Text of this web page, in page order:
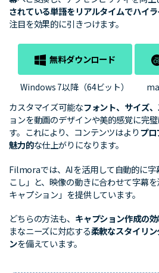
されている単語をリアルタイムでハイ
注目を効果的に引きつけます。
無料ダウンロード
Windows 7以降（64ビット）
カスタマイズ可能なフォント、サイズ
ョンを動画のデザインや美的感覚に完
す。これにより、コンテンツはよりプ
魅力的な仕上がりになります。
Filmoraでは、AIを活用して自動的に字
こし」と、映像の動きに合わせて字幕
キャプション」を提供しています。
どちらの方法も、 キャプション作成の
まなニーズに対応する柔軟なスタイリ
ンを備えています。